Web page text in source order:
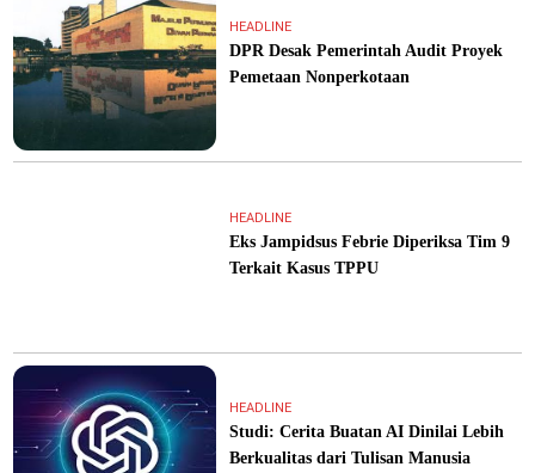
HEADLINE
DPR Desak Pemerintah Audit Proyek
Pemetaan Nonperkotaan
HEADLINE
Eks Jampidsus Febrie Diperiksa Tim 9
Terkait Kasus TPPU
HEADLINE
Studi: Cerita Buatan AI Dinilai Lebih
Berkualitas dari Tulisan Manusia